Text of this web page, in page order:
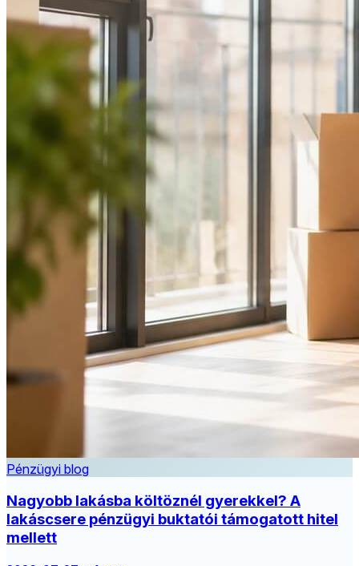
Pénzügyi blog
Nagyobb lakásba költöznél gyerekkel? A
lakáscsere pénzügyi buktatói támogatott hitel
mellett